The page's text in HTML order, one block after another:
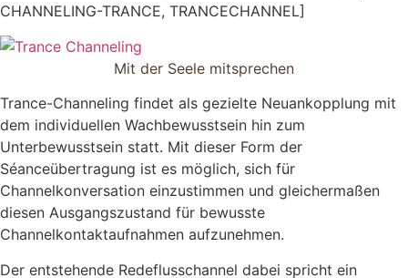
CHANNELING-TRANCE, TRANCECHANNEL]
Mit der Seele mitsprechen
Trance-Channeling findet als gezielte Neuankopplung mit
dem individuellen Wachbewusstsein hin zum
Unterbewusstsein statt. Mit dieser Form der
Séanceübertragung ist es möglich, sich für
Channelkonversation einzustimmen und gleichermaßen
diesen Ausgangszustand für bewusste
Channelkontaktaufnahmen aufzunehmen.
Der entstehende Redeflusschannel dabei spricht ein